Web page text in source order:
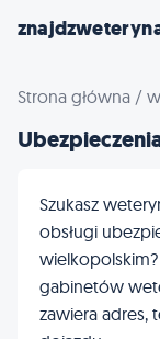
Strona główna /
Szukasz
obsługi
wielkopolskim?
gabinetów
zawiera adres,